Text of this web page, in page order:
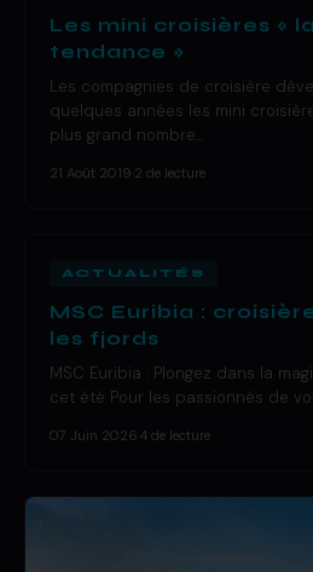
Les mini croisières «
tendance »
Les compagnies de croisière
quelques années les mini
plus grand nombre…
21 Août 2019 2 de lecture
ACTUALITÉS
MSC Euribia :
les fjords
MSC Euribia : Plongez dans la
cet été Pour les passionnés de
07 Juin 2026 4 de lecture